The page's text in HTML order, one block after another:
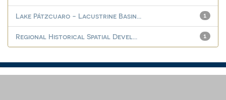
1
Lake Pátzcuaro - Lacustrine Basin...
1
Regional Historical Spatial Devel...